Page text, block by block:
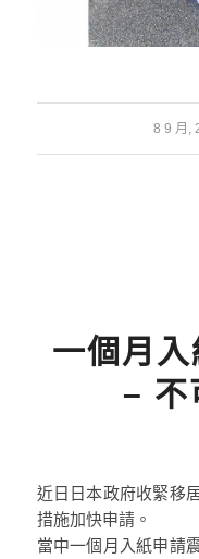
8 9 月,
/
一個月
– 不
近日日本政府收緊移
措施加快申請。
當中一個月入紙申請